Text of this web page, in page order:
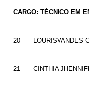
CARGO: TÉCNICO EM
20 LOURISVANDES
21 CINTHIA